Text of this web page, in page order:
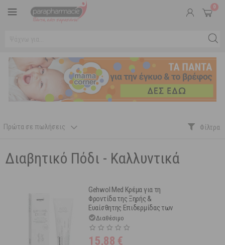
0
Πρώτα σε πωλήσεις
Διαβητικό Πόδι - Καλλυντικά
Gehwol Med Κρέμα για τη
Φροντίδα της Ξηρής &
Ευαίσθητης Επιδερμίδας των
Ποδιών 125 ml
Διαθέσιμο
15,88 €